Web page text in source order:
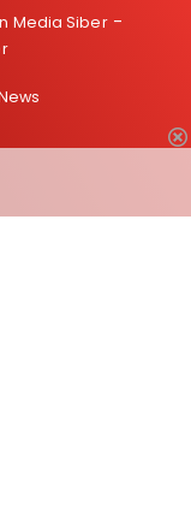
Media Siber